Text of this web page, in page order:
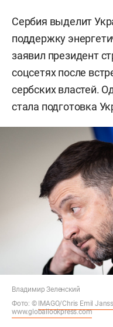
Сербия выделит
поддержку
заявил президент
соцсетях после
сербских властей.
стала подготовка
Владимир Зеленский
Фото: © IMAGO/Chris Emil
www.globallookpress.com